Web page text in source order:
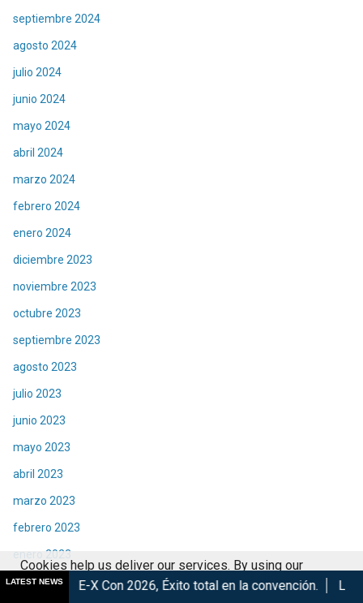
septiembre 2024
agosto 2024
julio 2024
junio 2024
mayo 2024
abril 2024
marzo 2024
febrero 2024
enero 2024
diciembre 2023
noviembre 2023
octubre 2023
septiembre 2023
agosto 2023
julio 2023
junio 2023
mayo 2023
abril 2023
marzo 2023
febrero 2023
enero 2023
diciembre 2022
LATEST NEWS
2026, Éxito total en la convención. Los Mejores Años de
Cookies help us deliver our services. By using our
services, you agree to our use of cookies.
Got it